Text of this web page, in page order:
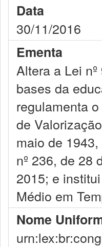
Data
30/11/2016
Ementa
Altera a Lei
bases da
regulamenta
de
maio de
nº 236, de 28
2015; e
Médio em
Nome